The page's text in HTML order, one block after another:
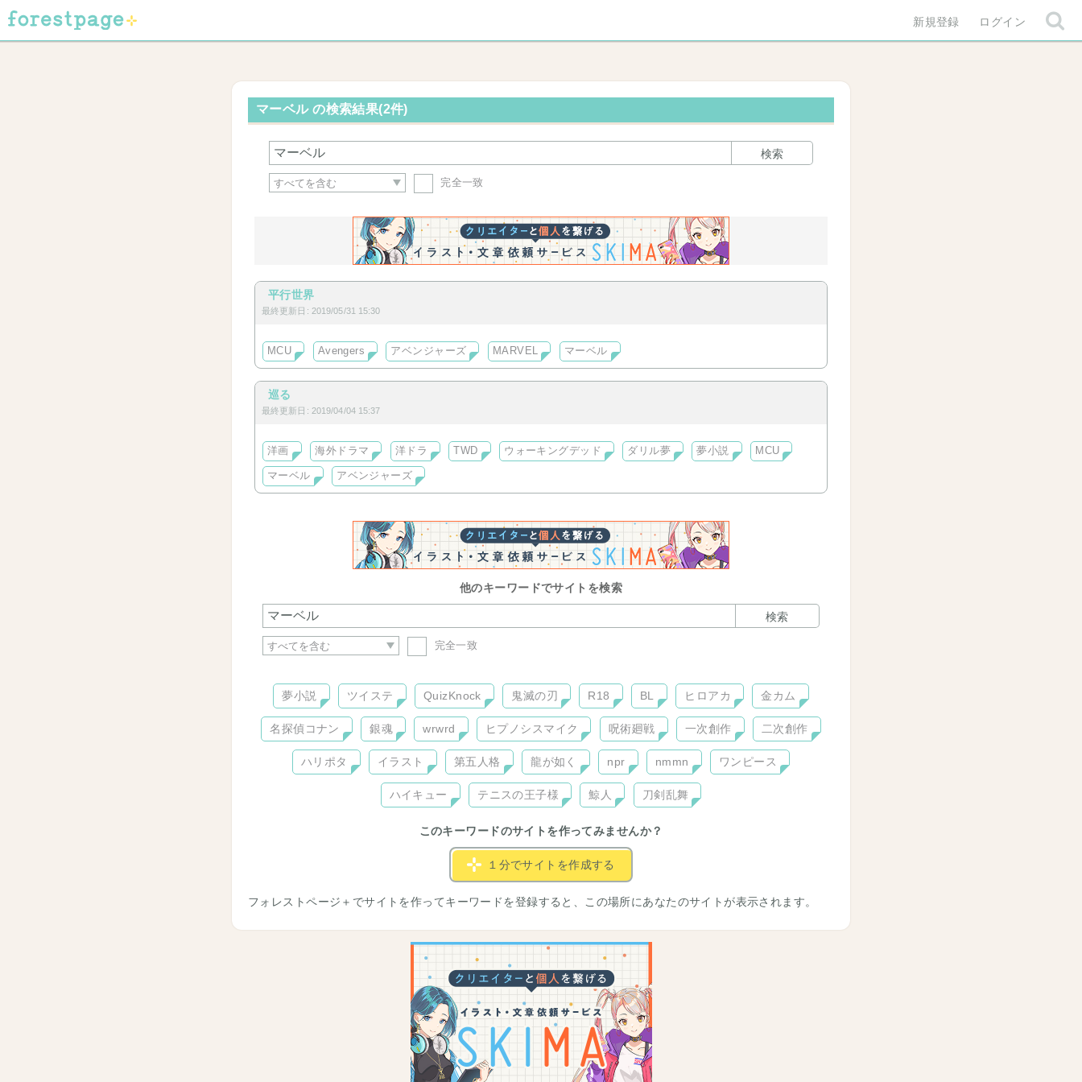
新規登録 ログイン
マーベル の検索結果(2件)
検索
完全一致
平行世界
最終更新日: 2019/05/31 15:30
MCU Avengers アベンジャーズ MARVEL マーベル
巡る
最終更新日: 2019/04/04 15:37
洋画 海外ドラマ 洋ドラ TWD ウォーキングデッド ダリル夢 夢小説 MCU
マーベル アベンジャーズ
他のキーワードでサイトを検索
検索
完全一致
夢小説 ツイステ QuizKnock 鬼滅の刃 R18 BL ヒロアカ 金カム
名探偵コナン 銀魂 wrwrd ヒプノシスマイク 呪術廻戦 一次創作 二次創作
ハリポタ イラスト 第五人格 龍が如く npr nmmn ワンピース
ハイキュー テニスの王子様 鯨人 刀剣乱舞
このキーワードのサイトを作ってみませんか？
１分でサイトを作成する
フォレストページ＋でサイトを作ってキーワードを登録すると、この場所にあなたのサイトが表示されます。